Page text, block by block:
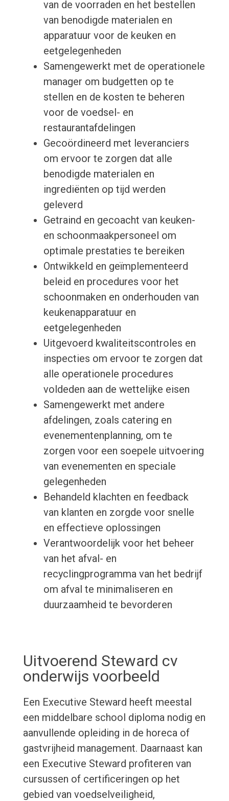
van de voorraden en het bestellen
van benodigde materialen en
apparatuur voor de keuken en
eetgelegenheden
Samengewerkt met de operationele
manager om budgetten op te
stellen en de kosten te beheren
voor de voedsel- en
restaurantafdelingen
Gecoördineerd met leveranciers
om ervoor te zorgen dat alle
benodigde materialen en
ingrediënten op tijd werden
geleverd
Getraind en gecoacht van keuken-
en schoonmaakpersoneel om
optimale prestaties te bereiken
Ontwikkeld en geïmplementeerd
beleid en procedures voor het
schoonmaken en onderhouden van
keukenapparatuur en
eetgelegenheden
Uitgevoerd kwaliteitscontroles en
inspecties om ervoor te zorgen dat
alle operationele procedures
voldeden aan de wettelijke eisen
Samengewerkt met andere
afdelingen, zoals catering en
evenementenplanning, om te
zorgen voor een soepele uitvoering
van evenementen en speciale
gelegenheden
Behandeld klachten en feedback
van klanten en zorgde voor snelle
en effectieve oplossingen
Verantwoordelijk voor het beheer
van het afval- en
recyclingprogramma van het bedrijf
om afval te minimaliseren en
duurzaamheid te bevorderen
Uitvoerend Steward cv
onderwijs voorbeeld
Een Executive Steward heeft meestal
een middelbare school diploma nodig en
aanvullende opleiding in de horeca of
gastvrijheid management. Daarnaast kan
een Executive Steward profiteren van
cursussen of certificeringen op het
gebied van voedselveiligheid,